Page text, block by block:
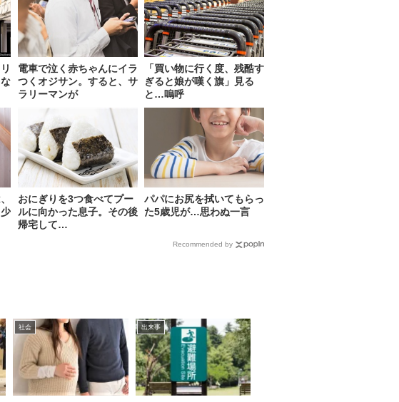
電車で泣く赤ちゃんにイラ
つくオジサン。すると、サ
ラリーマンが
「買い物に行く度、残酷す
ぎると娘が嘆く旗」見る
と…嗚呼
おにぎりを3つ食べてプー
ルに向かった息子。その後
帰宅して…
パパにお尻を拭いてもらっ
た5歳児が…思わぬ一言
Recommended by
社会 出来事